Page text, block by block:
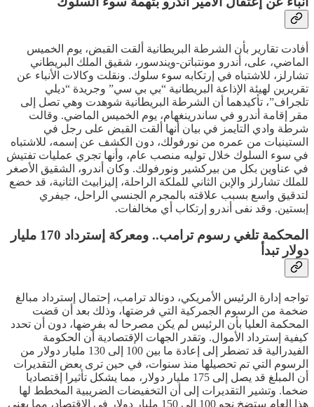
أفادت تقارير بأن الشرطة البريطانية ألقت القبض، يوم الخميس
الماضي، على، أندرو مونتباتن-ويندسور، شقيق الملك البريطاني
تشارلز، للاشتباه في إرتكابه سوء سلوك. ونقلت وكالات الأنباء عن
تقريرين لهيئة الإذاعة البريطانية “بي بي سي” وجريدة “ديلي
تلجراف”، تأكيدهما أن الشرطة البريطانية شوهدت وهي تصل إلى
مقر إقامة أندرو في ساندرينغهام، يوم الخميس الماضي. وقالت
شرطة وادي التايمز في بيان أنها ألقت القبض على رجل في
الستينيات من عمره من نورفولك، دون الكشف عن إسمه، للاشتباه
في سوء السلوك خلال توليه منصب عام، وأنها تجري عمليات تفتيش
في عناوين بكل من بيركشير ونورفولك. وكان أندرو، الشقيق الأصغر
للملك تشارلز والإبن الثاني للملكة الراحلة، إليزابيث الثانية، قد خضع
لتدقيق واسع بسبب علاقته بالمجرم الجنسي الراحل، جيفري
إبستين. وقد نفى أندرو إرتكاب أي مخالفات.
المحكمة تلغي رسوم ترامب.. ومعركة إسترداد 170 مليار
دولار تبدأ
تواجه إدارة الرئيس الأمريكي، دونالد ترامب، إحتمال إسترداد مبالغ
ضخمة من الرسوم الجمركية التي فرضتها، وذلك بعد أن قضت
المحكمة العليا بأن الرئيس لم يكن مصرحا له بفرضها، دون أن تحدد
كيفية إسترداد الأموال. وتقدر الجهات الإقتصادية أن الحكومة
الفيدرالية قد تضطر إلى إعادة ما بين 100 إلى 130 مليار دولار من
الرسوم التي تم تحصيلها منذ سنوات، في حين ترى بعض التقديرات
أن المبلغ قد يصل إلى 175 مليار دولار، مما يشكل تأثيرا إقتصاديا
ضخما. وتشير التقديرات إلى أن التخفيضات الضريبية المخطط لها
هذا العام ستضخ نحو 100 إلى 150 مليار دولار في الاقتصاد، مما يعني